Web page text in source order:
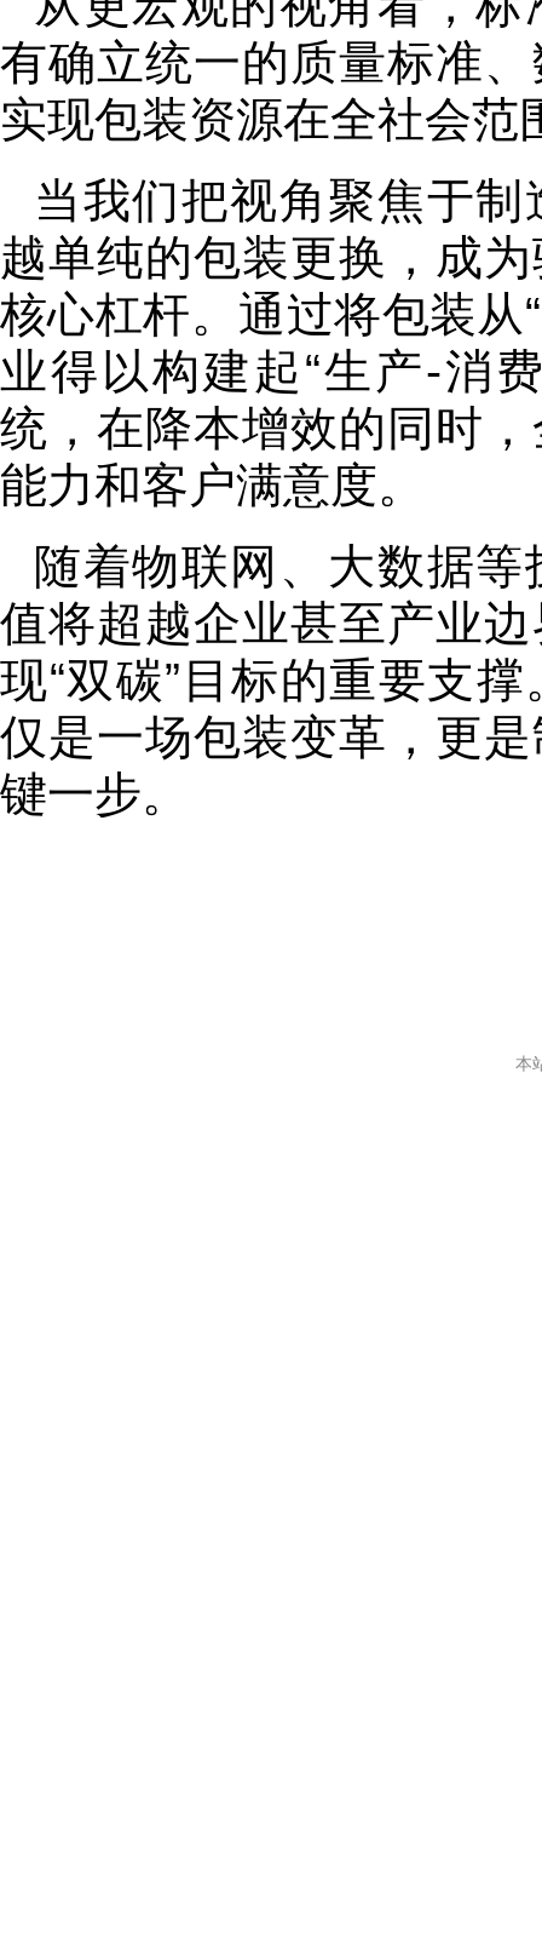
有确立统一的质量标准
实现包装资源在全社会范
当我们把视角聚焦于
越单纯的包装更换，成
核心杠杆。通过将包装从
业得以构建起“生产-消
统，在降本增效的同时
能力和客户满意度。
随着物联网、大数据
值将超越企业甚至产业
现“双碳”目标的重要支
仅是一场包装变革，更
键一步。
本